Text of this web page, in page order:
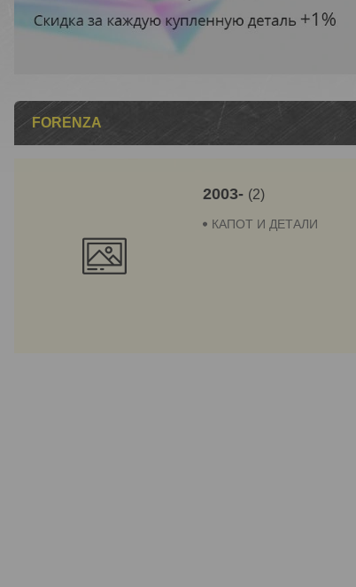
FORENZA
2003- 2
КАПОТ И ДЕТАЛИ